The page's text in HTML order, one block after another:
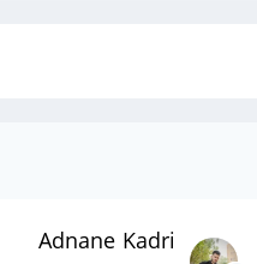
Adnane Kadri